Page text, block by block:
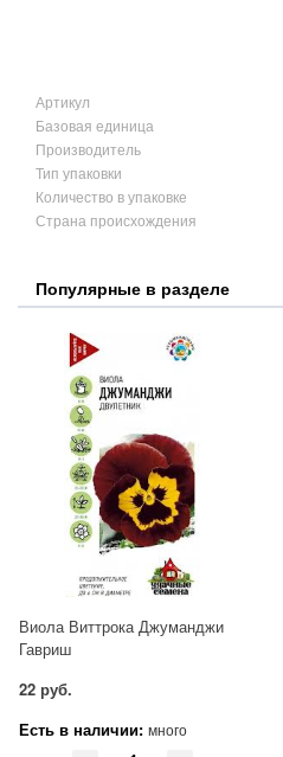
Артикул
Базовая единица
Производитель
Тип упаковки
Количество в упаковке
Страна происхождения
Популярные в разделе
Виола Виттрока Джуманджи
Гавриш
22 руб.
Есть в наличии: много